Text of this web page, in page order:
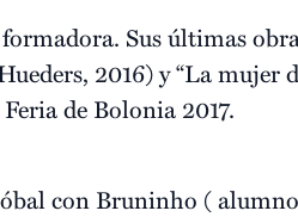
Sus últimas
2016) y “La mujer
de Bolonia 2017.
con Bruninho (